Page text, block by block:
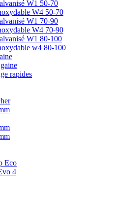
W1 50-70
W4 50-70
W1 70-90
W4 70-90
W1 80-100
w4 80-100
rapides
Eco
4